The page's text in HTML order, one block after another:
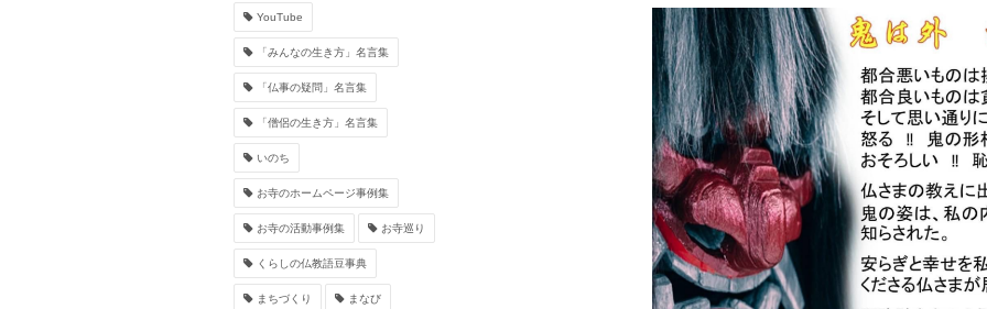
YouTube
「みんなの生き方」名言集
「仏事の疑問」名言集
「僧侶の生き方」名言集
いのち
お寺のホームページ事例集
お寺の活動事例集 お寺巡り
くらしの仏教語豆事典
まちづくり まなび